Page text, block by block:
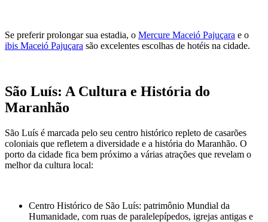
Se preferir prolongar sua estadia, o Mercure Maceió Pajuçara e o
ibis Maceió Pajuçara são excelentes escolhas de hotéis na cidade.
São Luís: A Cultura e História do
Maranhão
São Luís é marcada pelo seu centro histórico repleto de casarões
coloniais que refletem a diversidade e a história do Maranhão. O
porto da cidade fica bem próximo a várias atrações que revelam o
melhor da cultura local:
Centro Histórico de São Luís: patrimônio Mundial da
Humanidade, com ruas de paralelepípedos, igrejas antigas e